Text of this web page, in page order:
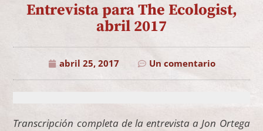
Entrevista para The Ecologist,
abril 2017
abril 25, 2017 Un comentario
Transcripción completa de la entrevista a Jon Ortega